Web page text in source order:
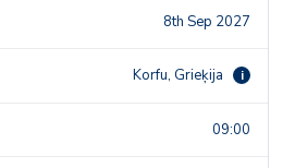
8th Sep 2027
Korfu, Grieķija i
09:00